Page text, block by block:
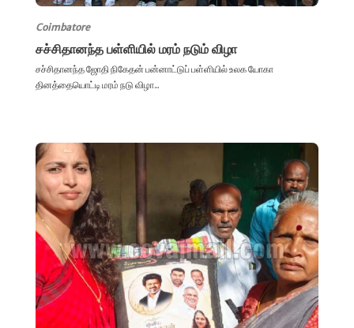
Coimbatore
சச்சிதானந்த பள்ளியில் மரம் நடும் விழா
சச்சிதானந்த ஜோதி நிகேதன் பன்னாட்டுப் பள்ளியில் உலக யோகா
தினத்தையொட்டி மரம் நடு விழா...